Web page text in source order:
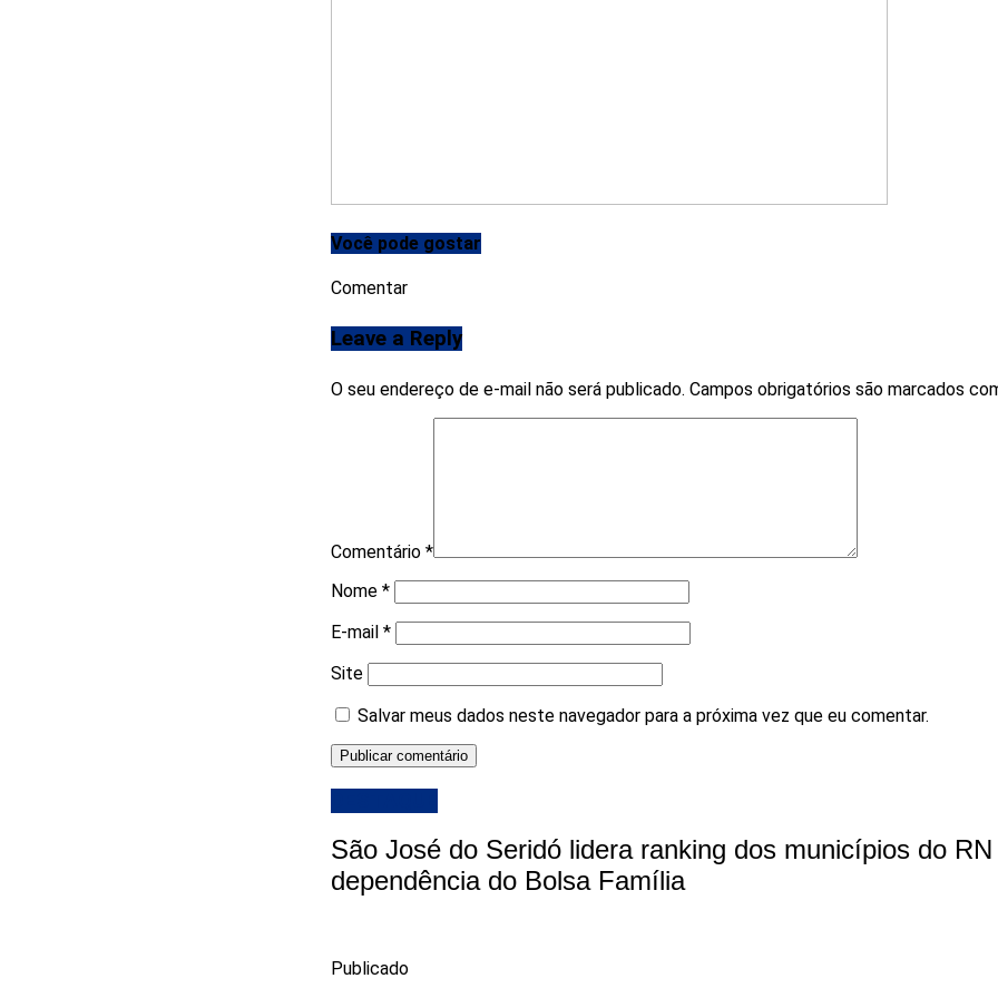
Você pode gostar
Comentar
Leave a Reply
O seu endereço de e-mail não será publicado. Campos obrigatórios são marcados
Comentário *
Nome *
E-mail *
Site
Salvar meus dados neste navegador para a próxima vez que eu comentar.
São José do Seridó lidera ranking dos municípios do
dependência do Bolsa Família
Publicado